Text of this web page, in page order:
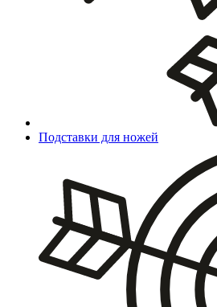
Подставки для ножей